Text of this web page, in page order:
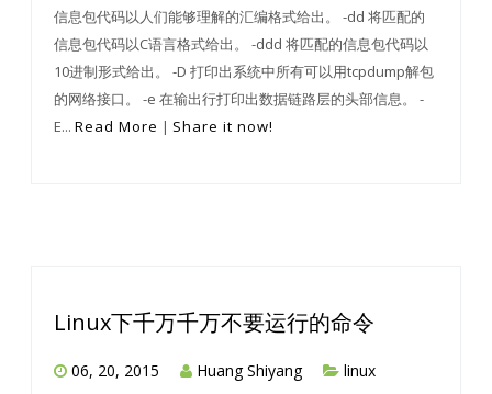
信息包代码以人们能够理解的汇编格式给出。 -dd 将匹配的
信息包代码以C语言格式给出。 -ddd 将匹配的信息包代码以
10进制形式给出。 -D 打印出系统中所有可以用tcpdump解包
的网络接口。 -e 在输出行打印出数据链路层的头部信息。 -
E... Read More | Share it now!
Linux下千万千万不要运行的命令
06, 20, 2015 Huang Shiyang
linux